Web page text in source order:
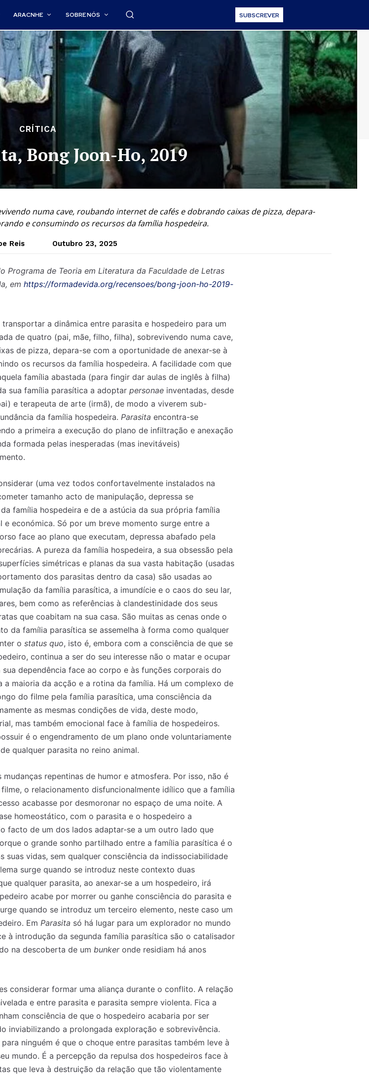
mensalmente no seu email os artigos do mês
o seu endereço de email e clique para subscrever:
mensalmente no seu email os artigos do mês
o seu endereço de email e clique para subscrever:
ARACNHE SOBRE NÓS SUBSCREVER
CRÍTICA
Bong Joon-Ho, 2019
numa cave, roubando internet de cafés e dobrando caixas de pizza, depara-
e consumindo os recursos da família hospedeira.
Reis Outubro 23, 2025
Programa de Teoria em Literatura da Faculdade de Letras
em https://formadevida.org/recensoes/bong-joon-ho-2019-
a dinâmica entre parasita e hospedeiro para um
de quatro (pai, mãe, filho, filha), sobrevivendo numa cave,
de pizza, depara-se com a oportunidade de anexar-se à
os recursos da família hospedeira. A facilidade com que
família abastada (para fingir dar aulas de inglês à filha)
sua família parasítica a adoptar personae inventadas, desde
e terapeuta de arte (irmã), de modo a viverem sub-
da família hospedeira. Parasita encontra-se
a primeira a execução do plano de infiltração e anexação
formada pelas inesperadas (mas inevitáveis)
(uma vez todos confortavelmente instalados na
tamanho acto de manipulação, depressa se
família hospedeira e de a astúcia da sua própria família
económica. Só por um breve momento surge entre a
face ao plano que executam, depressa abafado pela
A pureza da família hospedeira, a sua obsessão pela
simétricas e planas da sua vasta habitação (usadas
dos parasitas dentro da casa) são usadas ao
da família parasítica, a imundície e o caos do seu lar,
bem como as referências à clandestinidade dos seus
que coabitam na sua casa. São muitas as cenas onde o
da família parasítica se assemelha à forma como qualquer
o status quo, isto é, embora com a consciência de que se
continua a ser do seu interesse não o matar e ocupar
dependência face ao corpo e às funções corporais do
a maioria da acção e a rotina da família. Há um complexo de
do filme pela família parasítica, uma consciência da
as mesmas condições de vida, deste modo,
mas também emocional face à família de hospedeiros.
é o engendramento de um plano onde voluntariamente
qualquer parasita no reino animal.
repentinas de humor e atmosfera. Por isso, não é
o relacionamento disfuncionalmente idílico que a família
acabasse por desmoronar no espaço de uma noite. A
homeostático, com o parasita e o hospedeiro a
facto de um dos lados adaptar-se a um outro lado que
o grande sonho partilhado entre a família parasítica é o
vidas, sem qualquer consciência da indissociabilidade
surge quando se introduz neste contexto duas
qualquer parasita, ao anexar-se a um hospedeiro, irá
acabe por morrer ou ganhe consciência do parasita e
quando se introduz um terceiro elemento, neste caso um
Em Parasita só há lugar para um explorador no mundo
à introdução da segunda família parasítica são o catalisador
na descoberta de um bunkeronde residiam há anos
considerar formar uma aliança durante o conflito. A relação
e entre parasita e parasita sempre violenta. Fica a
consciência de que o hospedeiro acabaria por ser
inviabilizando a prolongada exploração e sobrevivência.
ninguém é que o choque entre parasitas também leve à
mundo. É a percepção da repulsa dos hospedeiros face à
que leva à destruição da relação que tão violentamente